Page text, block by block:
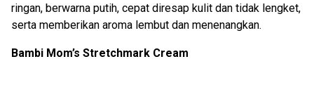
ringan, berwarna putih, cepat diresap kulit dan tidak lengket,
serta memberikan aroma lembut dan menenangkan.
Bambi Mom’s Stretchmark Cream